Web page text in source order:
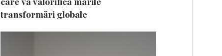
transformări globale